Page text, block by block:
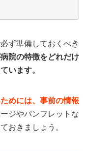
ず準備しておくべき
院の特徴をどれだけ
います。
めには、事前の情報
ジやパンフレットな
おきましょう。